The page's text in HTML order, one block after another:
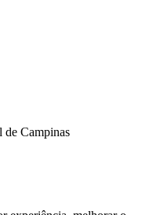
Campinas